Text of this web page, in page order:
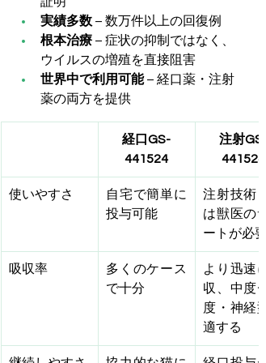
実績多数 – 数万件以上の回復例
根本治療 – 症状の抑制ではなく、
ウイルスの増殖を直接阻害
世界中で利用可能 – 経口薬・注射
薬の両方を提供
経口GS-
441524
注射GS-
441524
使いやすさ
自宅で簡単に
投与可能
注射技術
は獣医の
ートが必要
吸収率
多くのケース
で十分
より迅速
収、中度
度・神経
適する